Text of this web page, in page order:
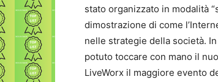
stato organizzato in modalità
dimostrazione di come
nelle strategie della società.
potuto toccare con mano il
LiveWorx il maggiore evento